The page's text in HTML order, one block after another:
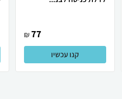
77
₪
קנו עכשיו